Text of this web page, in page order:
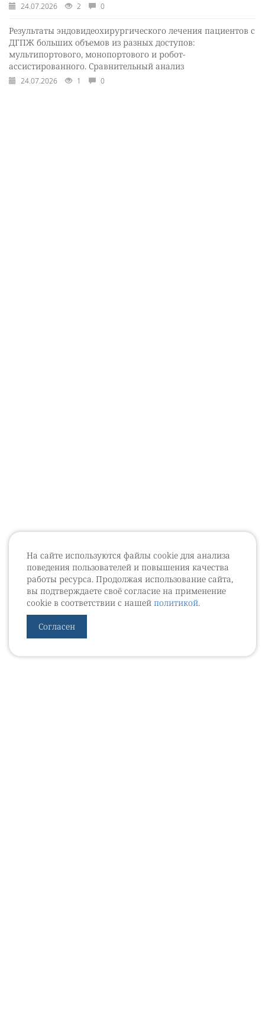
На сайте используются файлы cookie для анализа
поведения пользователей и повышения качества
работы ресурса. Продолжая использование сайта,
вы подтверждаете своё согласие на применение
cookie в соответствии с нашей политикой.
Согласен
24.07.2026 2 0
Результаты эндовидеохирургического лечения пациентов с
ДГПЖ больших объемов из разных доступов:
мультипортового, монопортового и робот-
ассистированного. Сравнительный анализ
24.07.2026 1 0